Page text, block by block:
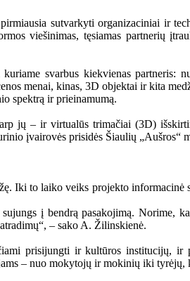
sutvarkyti organizaciniai ir
viešinimas, tęsiamas partnerių
kuriame svarbus kiekvienas
menai, kinas, 3D objektai ir kita
spektrą ir prieinamumą.
jų – ir virtualūs trimačiai (3D)
įvairovės prisidės Šiaulių „Aušros“
Iki to laiko veiks projekto informacinė
į bendrą pasakojimą. Norime,
– sako A. Žilinskienė.
prisijungti ir kultūros institucijų,
– nuo mokytojų ir mokinių iki tyrėjų,